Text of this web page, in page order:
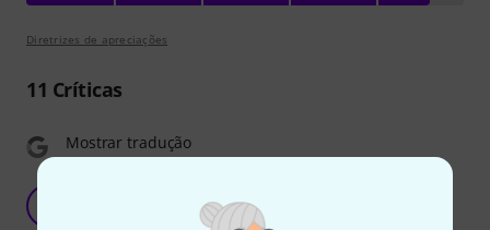
Diretrizes de apreciações
11 Críticas
Mostrar tradução
Graemond 01.04.2018